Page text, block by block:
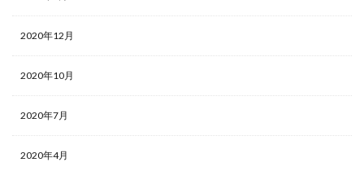
2020年12月
2020年10月
2020年7月
2020年4月